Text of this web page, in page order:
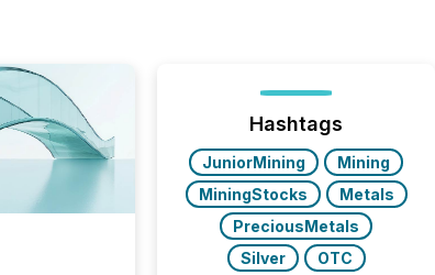
Hashtags
JuniorMining
Mining
MiningStocks
Metals
PreciousMetals
Silver
OTC